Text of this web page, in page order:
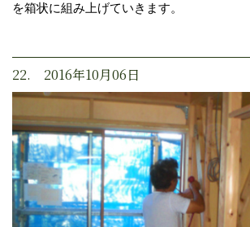
を箱状に組み上げていきます。
22. 2016年10月06日